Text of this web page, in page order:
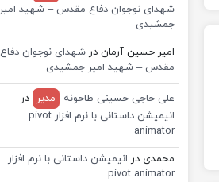
شهدای نوجوان دفاع مقدس – شهید امیر
جمشیدی
امیر حسین آرمان درشهدای نوجوان دفاع
مقدس – شهید امیر جمشیدی
علی حاجی حسینی طاحونه مدیر
در
انیمیشن داستانی با نرم افزار pivot
animator
محمدی در انیمیشن داستانی با نرم افزار
pivot animator